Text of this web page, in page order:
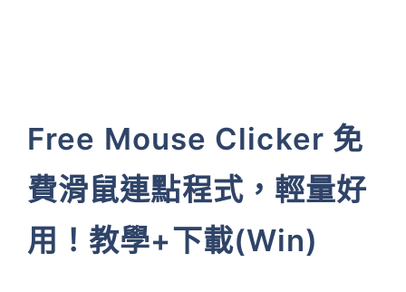
Free Mouse Clicker 免
費滑鼠連點程式，輕量好
用！教學+下載(Win)